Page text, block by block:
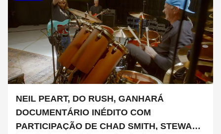
NEIL PEART, DO RUSH, GANHARÁ
DOCUMENTÁRIO INÉDITO COM
PARTICIPAÇÃO DE CHAD SMITH, STEWART